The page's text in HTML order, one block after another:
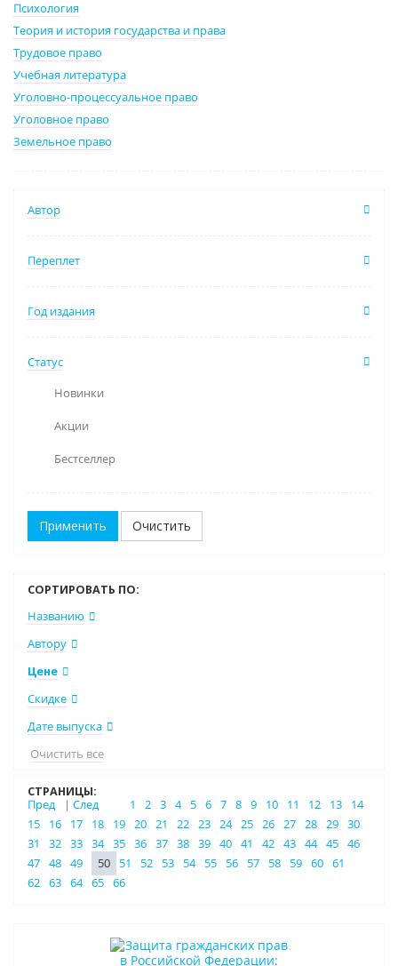
Психология
Теория и история государства и права
Трудовое право
Учебная литература
Уголовно-процессуальное право
Уголовное право
Земельное право
Автор
Переплет
Год издания
Статус
Новинки
Акции
Бестселлер
Очистить
СОРТИРОВАТЬ ПО:
Названию
Автору
Цене
Скидке
Дате выпуска
Очистить все
СТРАНИЦЫ:
Пред
| След 1 2 3 4 5 6 7 8 9 10 11 12 13
14
15
16 17 18 19 20 21 22 23 24 25 26 27 28 29 30
31
32 33 34 35 36 37 38 39 40 41 42 43 44 45 46
47 48 49 50 51 52 53 54 55 56 57 58 59 60 61
62 63 64 65 66